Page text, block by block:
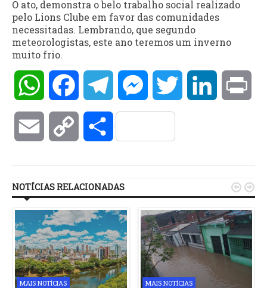
O ato, demonstra o belo trabalho social realizado
pelo Lions Clube em favor das comunidades
necessitadas. Lembrando, que segundo
meteorologistas, este ano teremos um inverno
muito frio.
WhatsAppFacebookTelegramMessengerTwitter LinkedIn
Email Copy Compartilhar
NOTÍCIAS RELACIONADAS
MAIS NOTÍCIAS MAIS NOTÍCIAS
 